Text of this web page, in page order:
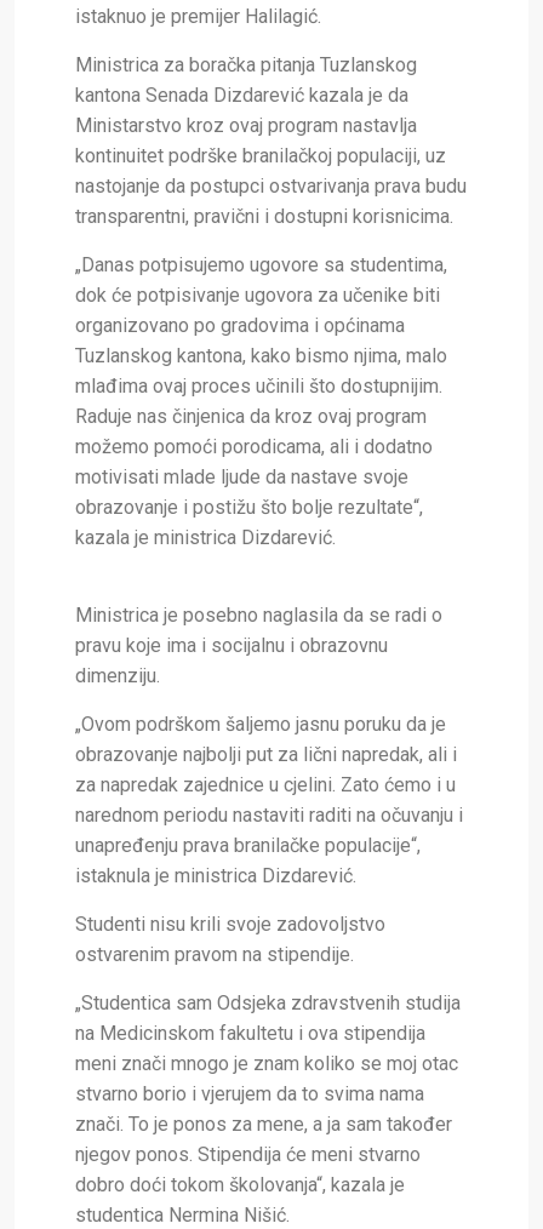
istaknuo je premijer Halilagić.
Ministrica za boračka pitanja Tuzlanskog
kantona Senada Dizdarević kazala je da
Ministarstvo kroz ovaj program nastavlja
kontinuitet podrške branilačkoj populaciji, uz
nastojanje da postupci ostvarivanja prava budu
transparentni, pravični i dostupni korisnicima.
„Danas potpisujemo ugovore sa studentima,
dok će potpisivanje ugovora za učenike biti
organizovano po gradovima i općinama
Tuzlanskog kantona, kako bismo njima, malo
mlađima ovaj proces učinili što dostupnijim.
Raduje nas činjenica da kroz ovaj program
možemo pomoći porodicama, ali i dodatno
motivisati mlade ljude da nastave svoje
obrazovanje i postižu što bolje rezultate“,
kazala je ministrica Dizdarević.
Ministrica je posebno naglasila da se radi o
pravu koje ima i socijalnu i obrazovnu
dimenziju.
„Ovom podrškom šaljemo jasnu poruku da je
obrazovanje najbolji put za lični napredak, ali i
za napredak zajednice u cjelini. Zato ćemo i u
narednom periodu nastaviti raditi na očuvanju i
unapređenju prava branilačke populacije“,
istaknula je ministrica Dizdarević.
Studenti nisu krili svoje zadovoljstvo
ostvarenim pravom na stipendije.
„Studentica sam Odsjeka zdravstvenih studija
na Medicinskom fakultetu i ova stipendija
meni znači mnogo je znam koliko se moj otac
stvarno borio i vjerujem da to svima nama
znači. To je ponos za mene, a ja sam također
njegov ponos. Stipendija će meni stvarno
dobro doći tokom školovanja“, kazala je
studentica Nermina Nišić.